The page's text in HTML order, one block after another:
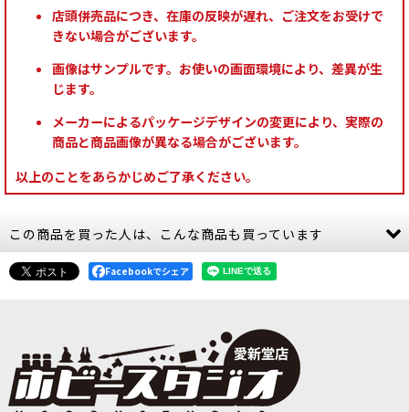
店頭併売品につき、在庫の反映が遅れ、ご注文をお受けで
きない場合がございます。
画像はサンプルです。お使いの画面環境により、差異が生
じます。
メーカーによるパッケージデザインの変更により、実際の
商品と商品画像が異なる場合がございます。
以上のことをあらかじめご了承ください。
この商品を買った人は、こんな商品も買っています
Facebookでシェア